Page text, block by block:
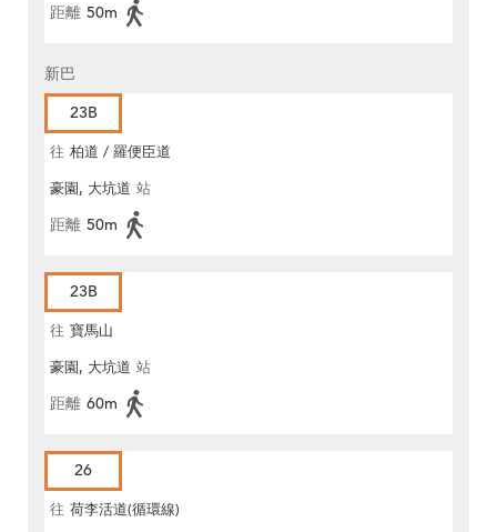
距離 50m
新巴
23B
往 柏道 / 羅便臣道
豪園, 大坑道 站
距離 50m
23B
往 寶馬山
豪園, 大坑道 站
距離 60m
26
往 荷李活道(循環線)